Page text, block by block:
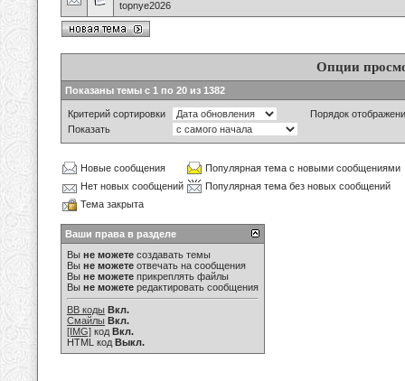
topnye2026
Опции
Показаны темы с 1 по 20 из 1382
Критерий сортировки
Порядок
Показать
Новые сообщения
Популярная тема с новыми сообщениями
Нет новых сообщений
Популярная тема без новых сообщений
Тема закрыта
Ваши права в разделе
Вы не можете создавать темы
Вы не можете отвечать на сообщения
Вы не можете прикреплять файлы
Вы не можете редактировать сообщения
BB коды Вкл.
Смайлы Вкл.
[IMG] код Вкл.
HTML код Выкл.